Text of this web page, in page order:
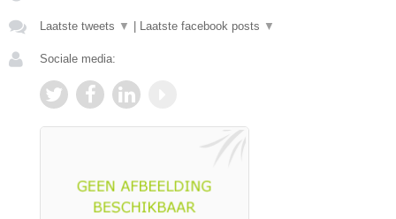
Laatste tweets ▼ Laatste facebook posts ▼
Sociale media: